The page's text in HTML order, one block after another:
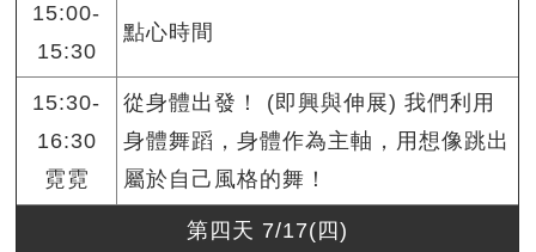
15:00-
15:30
點心時間
15:30-
16:30
霓霓
從身體出發！ (即興與伸展) 我們利用
身體舞蹈，身體作為主軸，用想像跳出
屬於自己風格的舞！
第四天 7/17(四)